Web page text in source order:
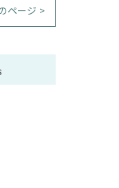
ページ >